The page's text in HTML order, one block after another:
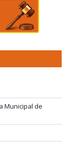
Municipal de